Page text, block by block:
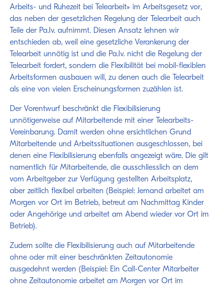
Arbeits- und Ruhezeit bei Telearbeit» im Arbeitsgesetz vor,
das neben der gesetzlichen Regelung der Telearbeit auch
Teile der Pa.Iv. aufnimmt. Diesen Ansatz lehnen wir
entschieden ab, weil eine gesetzliche Verankerung der
Telearbeit unnötig ist und die Pa.Iv. nicht die Regelung der
Telearbeit fordert, sondern die Flexibilität bei mobil-flexiblen
Arbeitsformen ausbauen will, zu denen auch die Telearbeit
als eine von vielen Erscheinungsformen zuzählen ist.
Der Vorentwurf beschränkt die Flexibilisierung
unnötigerweise auf Mitarbeitende mit einer Telearbeits-
Vereinbarung. Damit werden ohne ersichtlichen Grund
Mitarbeitende und Arbeitssituationen ausgeschlossen, bei
denen eine Flexibilisierung ebenfalls angezeigt wäre. Die gilt
namentlich für Mitarbeitende, die ausschliesslich an dem
vom Arbeitgeber zur Verfügung gestellten Arbeitsplatz,
aber zeitlich flexibel arbeiten (Beispiel: Jemand arbeitet am
Morgen vor Ort im Betrieb, betreut am Nachmittag Kinder
oder Angehörige und arbeitet am Abend wieder vor Ort im
Betrieb).
Zudem sollte die Flexibilisierung auch auf Mitarbeitende
ohne oder mit einer beschränkten Zeitautonomie
ausgedehnt werden (Beispiel: Ein Call-Center Mitarbeiter
ohne Zeitautonomie arbeitet am Morgen vor Ort im